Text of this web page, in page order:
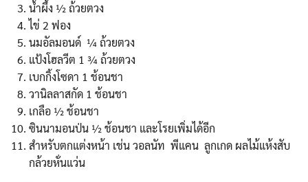
น้ำผึ้ง ½ ถ้วยตวง
ไข่ 2 ฟอง
นมอัลมอนด์ ¼ ถ้วยตวง
แป้งโฮลวีต 1 ¾ ถ้วยตวง
เบกกิ้งโซดา 1 ช้อนชา
วานิลลาสกัด 1 ช้อนชา
เกลือ ½ ช้อนชา
ซินนามอนป่น ½ ช้อนชา และโรยเพิ่มได้อีก
สำหรับตกแต่งหน้า เช่น วอลนัท พีแคน ลูกเกด ผลไม้แห้งสับ
กล้วยหั่นแว่น